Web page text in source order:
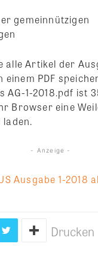
gemeinnützigen
alle Artikel der
einem PDF
AG-1-2018.pdf ist
Browser eine
- Anzeige -
Ausgabe 1-2018
Drucken